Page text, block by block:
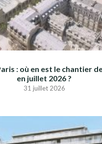
: où en est le chantier
en juillet 2026 ?
31 juillet 2026